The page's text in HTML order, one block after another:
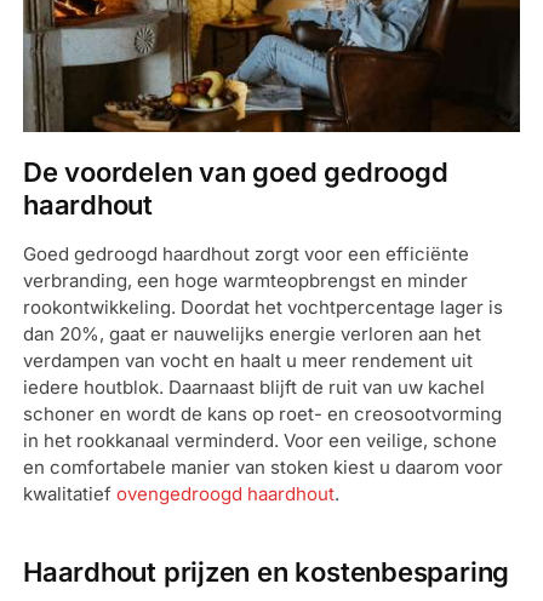
De voordelen van goed gedroogd
haardhout
Goed gedroogd haardhout zorgt voor een efficiënte
verbranding, een hoge warmteopbrengst en minder
rookontwikkeling. Doordat het vochtpercentage lager is
dan 20%, gaat er nauwelijks energie verloren aan het
verdampen van vocht en haalt u meer rendement uit
iedere houtblok. Daarnaast blijft de ruit van uw kachel
schoner en wordt de kans op roet- en creosootvorming
in het rookkanaal verminderd. Voor een veilige, schone
en comfortabele manier van stoken kiest u daarom voor
kwalitatief ovengedroogd haardhout.
Haardhout prijzen en kostenbesparing